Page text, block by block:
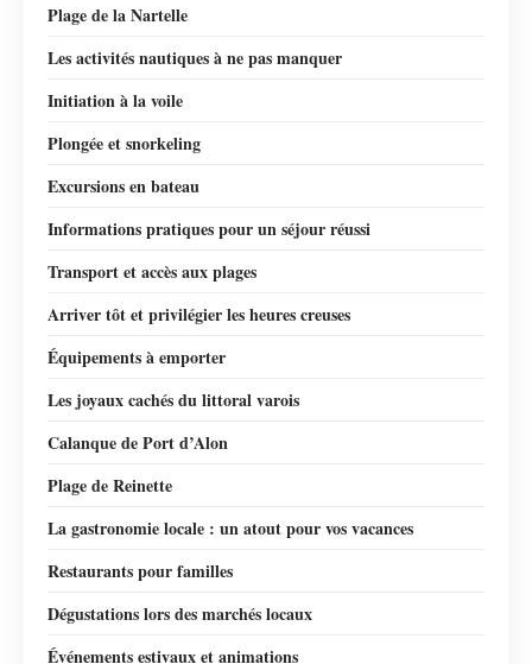
Plage de la Nartelle
Les activités nautiques à ne pas manquer
Initiation à la voile
Plongée et snorkeling
Excursions en bateau
Informations pratiques pour un séjour réussi
Transport et accès aux plages
Arriver tôt et privilégier les heures creuses
Équipements à emporter
Les joyaux cachés du littoral varois
Calanque de Port d’Alon
Plage de Reinette
La gastronomie locale : un atout pour vos vacances
Restaurants pour familles
Dégustations lors des marchés locaux
Événements estivaux et animations